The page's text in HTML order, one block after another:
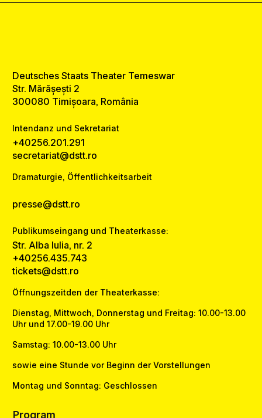
Deutsches Staats Theater Temeswar
Str. Mărășești 2
300080 Timișoara, România
Intendanz und Sekretariat
+40256.201.291
secretariat@dstt.ro
Dramaturgie, Öffentlichkeitsarbeit
presse@dstt.ro
Publikumseingang und Theaterkasse:
Str. Alba Iulia, nr. 2
+40256.435.743
tickets@dstt.ro
Öffnungszeitden der Theaterkasse:
Dienstag, Mittwoch, Donnerstag und Freitag: 10.00-13.00
Uhr und 17.00-19.00 Uhr
Samstag: 10.00-13.00 Uhr
sowie eine Stunde vor Beginn der Vorstellungen
Montag und Sonntag: Geschlossen
Program